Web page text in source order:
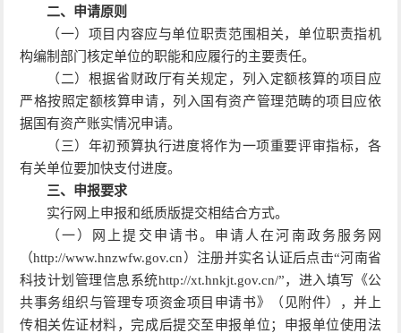
二、申请原则
（一）项目内容应与单位职责范围相关，单位职责指机
构编制部门核定单位的职能和应履行的主要责任。
（二）根据省财政厅有关规定，列入定额核算的项目应
严格按照定额核算申请，列入国有资产管理范畴的项目应依
据国有资产账实情况申请。
（三）年初预算执行进度将作为一项重要评审指标，各
有关单位要加快支付进度。
三、申报要求
实行网上申报和纸质版提交相结合方式。
（一）网上提交申请书。申请人在河南政务服务网
（http://www.hnzwfw.gov.cn）注册并实名认证后点击“河南省
科技计划管理信息系统http://xt.hnkjt.gov.cn/”，进入填写《公
共事务组织与管理专项资金项目申请书》（见附件），并上
传相关佐证材料，完成后提交至申报单位；申报单位使用法